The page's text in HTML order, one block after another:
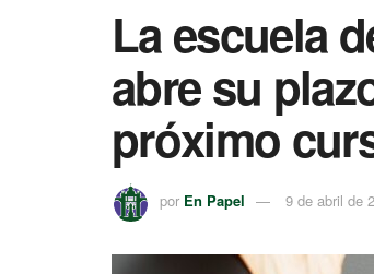
La escuela
abre su
próximo
por En Papel 9 de abril de